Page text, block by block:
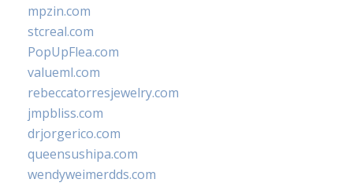
mpzin.com
stcreal.com
PopUpFlea.com
valueml.com
rebeccatorresjewelry.com
jmpbliss.com
drjorgerico.com
queensushipa.com
wendyweimerdds.com